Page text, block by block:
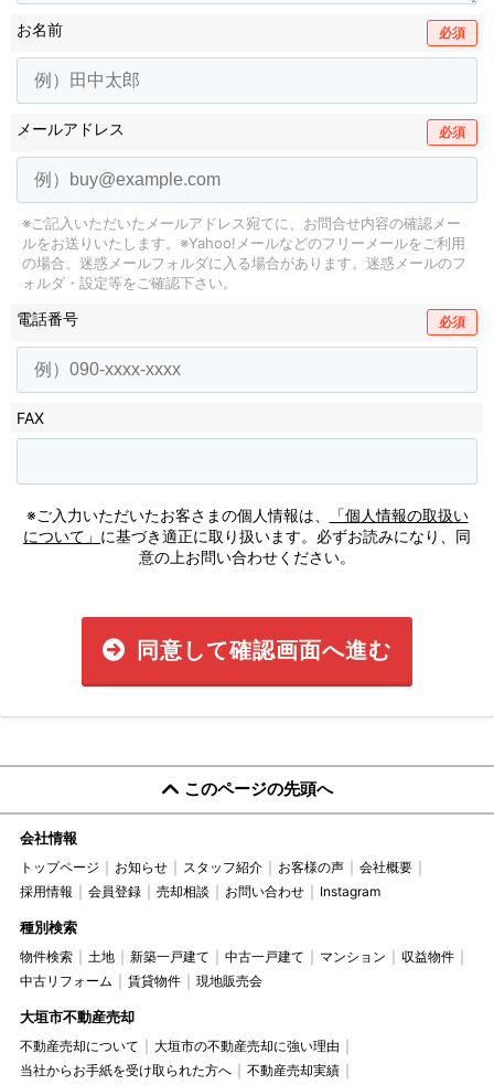
お名前 必須
メールアドレス 必須
※ご記入いただいたメールアドレス宛てに、お問合せ内容の確認メー
ルをお送りいたします。 ※Yahoo!メールなどのフリーメールをご利用
の場合、迷惑メールフォルダに入る場合があります。 迷惑メールのフ
ォルダ・設定等をご確認下さい。
電話番号 必須
FAX
※ご入力いただいたお客さまの個人情報は、
「個人情報の取扱い
について」 に基づき適正に取り扱います。必ずお読みになり、同
意の上お問い合わせください。
同意して確認画面へ進む
このページの先頭へ
会社情報
トップページ お知らせ スタッフ紹介 お客様の声
会社概要
採用情報
会員登録 売却相談 お問い合わせ Instagram
種別検索
物件検索 土地 新築一戸建て 中古一戸建て マンション
収益物件
中古リフォーム
賃貸物件 現地販売会
大垣市不動産売却
不動産売却について
大垣市の不動産売却に強い理由
当社からお手紙を受け取られた方へ
不動産売却実績